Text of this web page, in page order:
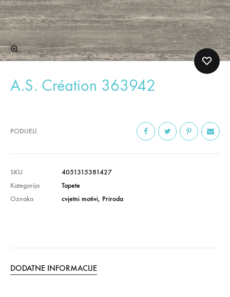
A.S. Création 363942
PODIJELI
SKU
4051315381427
Kategorija
Tapete
Oznaka
cvjetni motivi, Priroda
DODATNE INFORMACIJE